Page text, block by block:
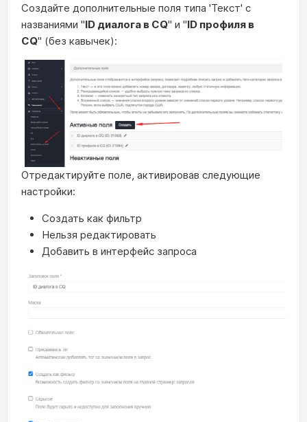
Создайте дополнительные поля типа 'Текст' с
названиями "ID диалога в СQ" и "ID профиля в
СQ" (без кавычек):
Отредактируйте поле, активировав следующие
настройки:
Создать как фильтр
Нельзя редактировать
Добавить в интерфейс запроса